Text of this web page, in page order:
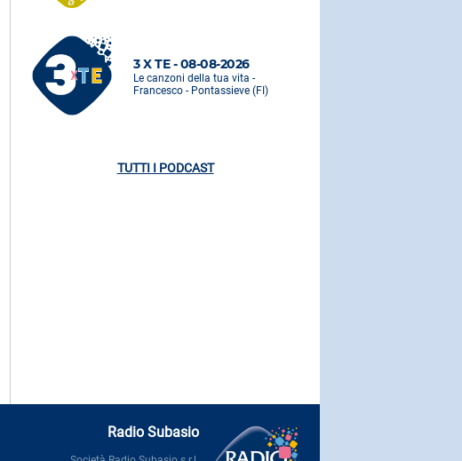
3 X TE - 08-08-2026
Le canzoni della tua vita -
Francesco - Pontassieve (FI)
TUTTI I PODCAST
Radio Subasio